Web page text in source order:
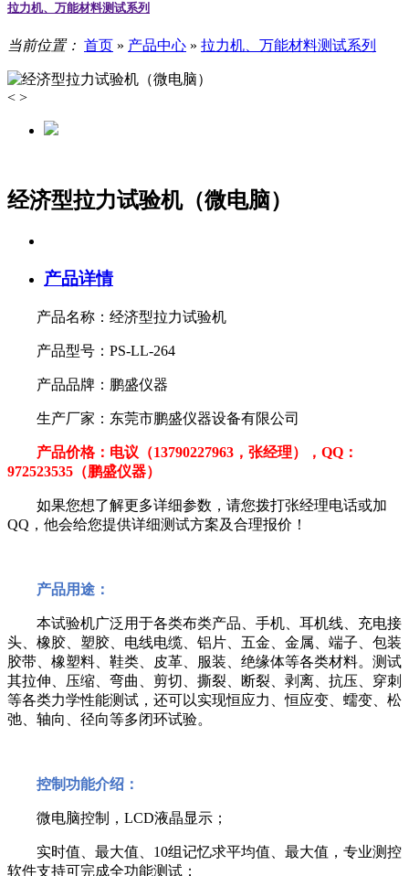
拉力机、万能材料测试系列
当前位置： 首页 » 产品中心 » 拉力机、万能材料测试系列
< >
经济型拉力试验机（微电脑）
产品详情
产品名称：经济型拉力试验机
产品型号：PS-LL-264
产品品牌：鹏盛仪器
生产厂家：东莞市鹏盛仪器设备有限公司
产品价格：电议（13790227963，张经理），QQ：
972523535（鹏盛仪器）
如果您想了解更多详细参数，请您拨打张经理电话或加
QQ，他会给您提供详细测试方案及合理报价！
产品用途：
本试验机广泛用于各类布类产品、手机、耳机线、充电接
头、橡胶、塑胶、电线电缆、铝片、五金、金属、端子、包装
胶带、橡塑料、鞋类、皮革、服装、绝缘体等各类材料。测试
其拉伸、压缩、弯曲、剪切、撕裂、断裂、剥离、抗压、穿刺
等各类力学性能测试，还可以实现恒应力、恒应变、蠕变、松
弛、轴向、径向等多闭环试验。
控制功能介绍：
微电脑控制， LCD液晶显示；
实时值、最大值、 10组记忆求平均值、最大值，专业测控
软件支持可完成全功能测试；